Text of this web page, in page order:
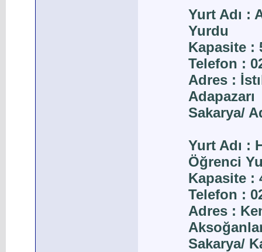
Yurt Adı :
Yurdu
Kapasite :
Telefon :
Adres :
Adapazarı
Sakarya/
Yurt Adı :
Öğrenci
Kapasite :
Telefon :
Adres :
Sakarya/